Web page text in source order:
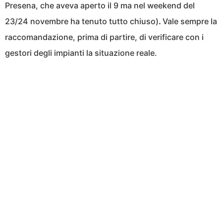
Presena, che aveva aperto il 9 ma nel weekend del
23/24 novembre ha tenuto tutto chiuso). Vale sempre la
raccomandazione, prima di partire, di verificare con i
gestori degli impianti la situazione reale.